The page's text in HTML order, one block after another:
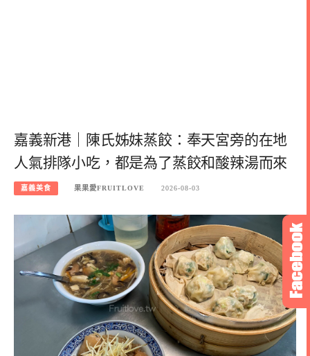
嘉義新港｜陳氏姊妹蒸餃：奉天宮旁的在地
人氣排隊小吃，都是為了蒸餃和酸辣湯而來
嘉義美食 果果愛FRUITLOVE 2026-08-03